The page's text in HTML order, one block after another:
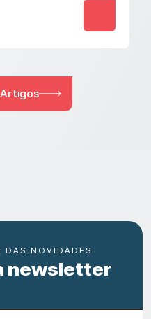
DAS NOVIDADES
newsletter